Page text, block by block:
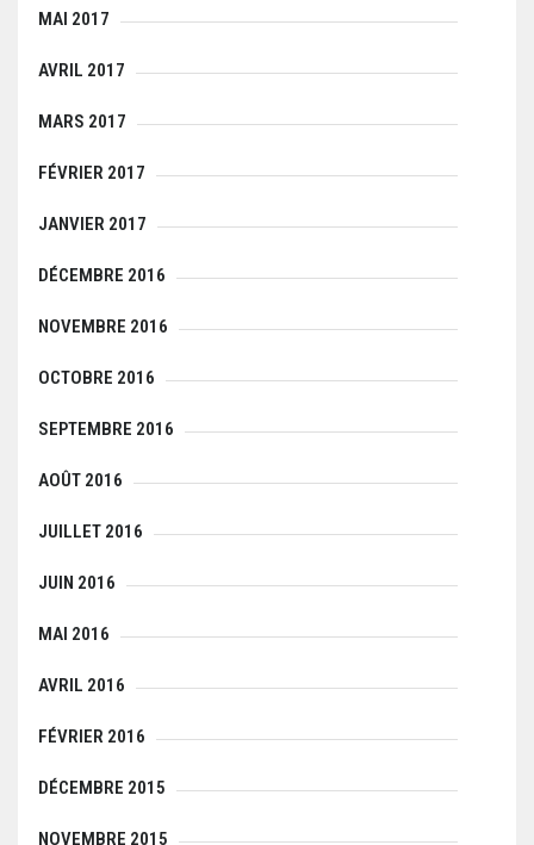
MAI 2017
AVRIL 2017
MARS 2017
FÉVRIER 2017
JANVIER 2017
DÉCEMBRE 2016
NOVEMBRE 2016
OCTOBRE 2016
SEPTEMBRE 2016
AOÛT 2016
JUILLET 2016
JUIN 2016
MAI 2016
AVRIL 2016
FÉVRIER 2016
DÉCEMBRE 2015
NOVEMBRE 2015